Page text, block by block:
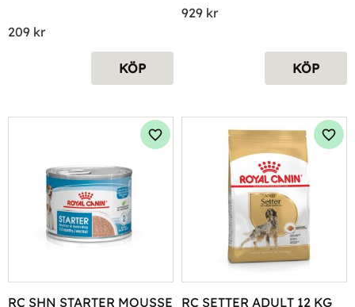
209 kr
KÖP
929 kr
KÖP
RC SHN STARTER MOUSSE
Lägg till i favoriter
RC SETTER ADULT 12 KG